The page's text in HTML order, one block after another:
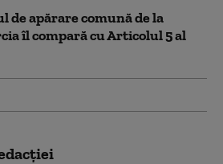
de apărare comună de la
îl compară cu Articolul 5 al